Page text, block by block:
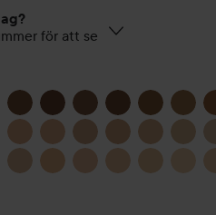
för att se